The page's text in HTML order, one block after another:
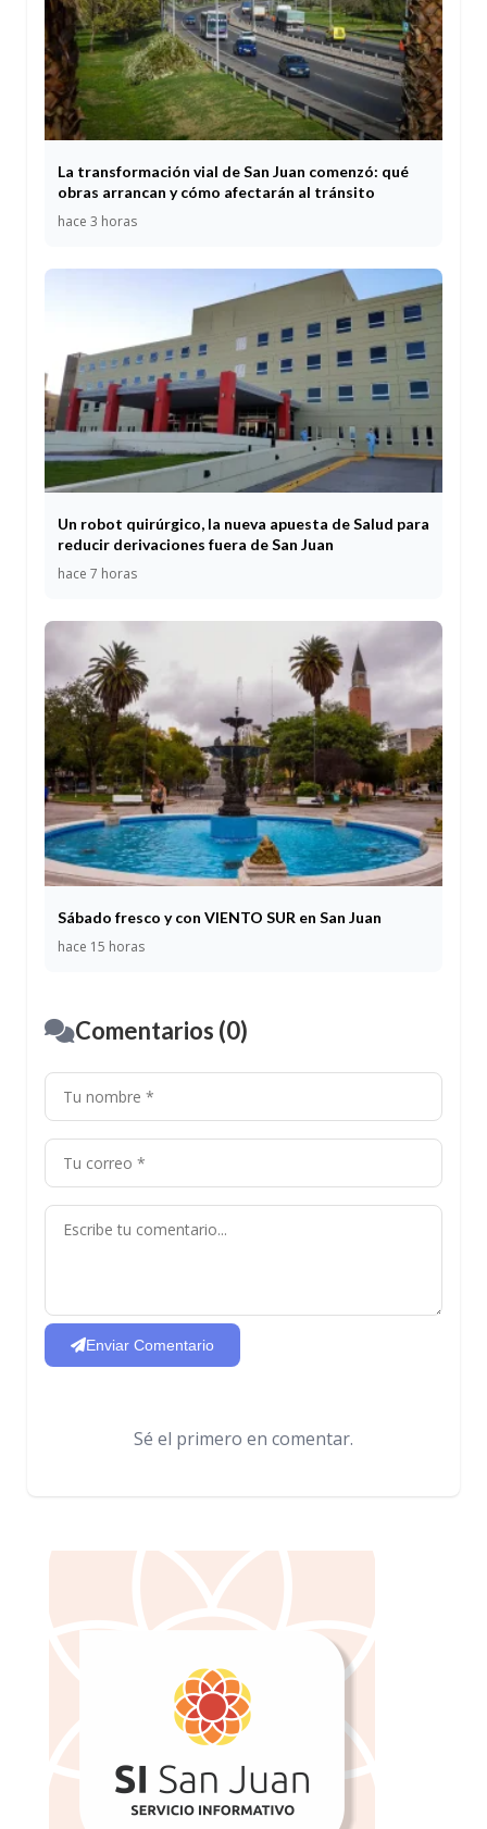
La transformación vial de San Juan comenzó: qué
obras arrancan y cómo afectarán al tránsito
hace 3 horas
Un robot quirúrgico, la nueva apuesta de Salud para
reducir derivaciones fuera de San Juan
hace 7 horas
Sábado fresco y con VIENTO SUR en San Juan
hace 15 horas
Comentarios (0)
Enviar Comentario
Sé el primero en comentar.